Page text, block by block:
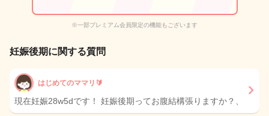
※一部プレミアム会員限定の機能もございます
妊娠後期に関する質問
はじめてのママリ🔰
現在妊娠28w5dです！ 妊娠後期ってお腹結構張りますか？、